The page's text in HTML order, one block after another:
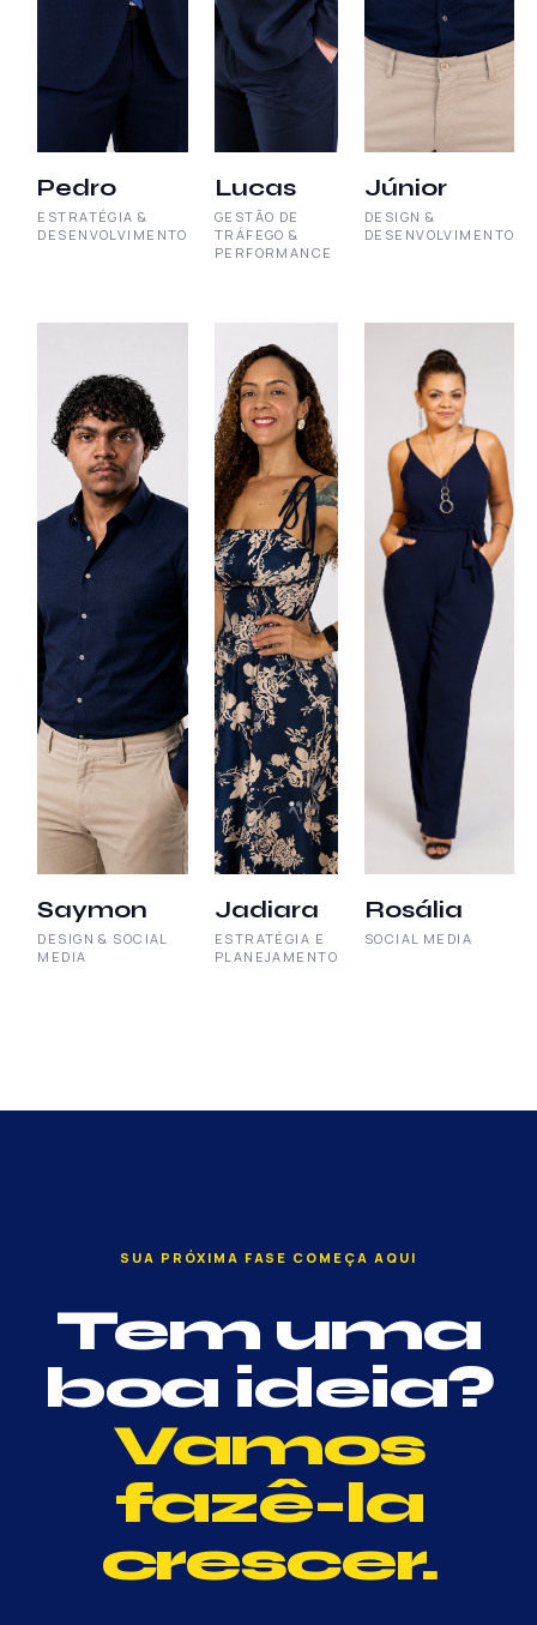
Pedro
ESTRATÉGIA &
DESENVOLVIMENTO
Lucas
GESTÃO DE
TRÁFEGO &
PERFORMANCE
Júnior
DESIGN &
DESENVOLVIMENTO
Saymon
DESIGN & SOCIAL
MEDIA
Jadiara
ESTRATÉGIA E
PLANEJAMENTO
Rosália
SOCIAL MEDIA
SUA PRÓXIMA FASE COMEÇA AQUI
Tem uma
boa ideia?
Vamos
fazê-la
crescer.